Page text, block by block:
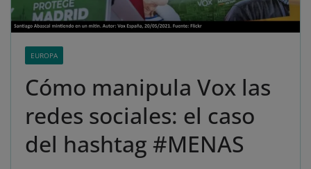
EUROPA
Cómo manipula Vox las
redes sociales: el caso
del hashtag #MENAS